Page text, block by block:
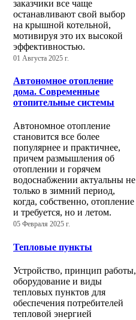
заказчики все чаще
останавливают свой выбор
на крышной котельной,
мотивируя это их высокой
эффективностью.
01 Августа 2025 г.
Автономное отопление
дома. Современные
отопительные системы
Автономное отопление
становится все более
популярнее и практичнее,
причем размышления об
отоплении и горячем
водоснабжении актуальны не
только в зимний период,
когда, собственно, отопление
и требуется, но и летом.
05 Февраля 2025 г.
Тепловые пункты
Устройство, принцип работы,
оборудование и виды
тепловых пунктов для
обеспечения потребителей
тепловой энергией